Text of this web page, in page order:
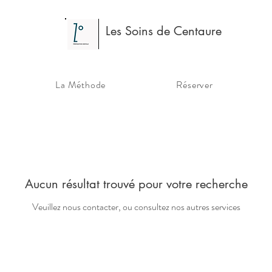
Les Soins de Centaure
La Méthode Réserver
Aucun résultat trouvé pour votre recherche
Veuillez nous contacter, ou consultez nos autres services